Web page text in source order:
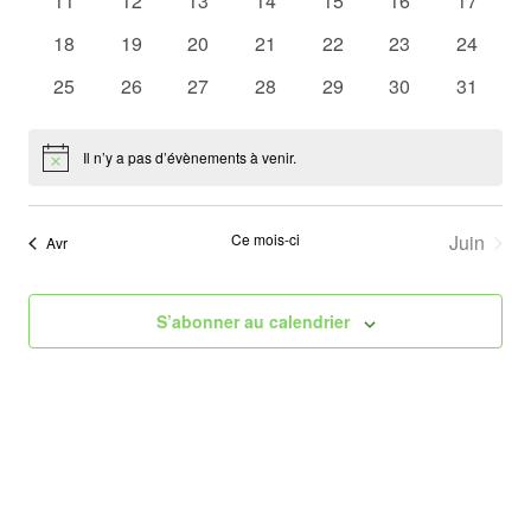
vues
0
18
0
19
0
20
0
21
0
22
0
23
0
24
0
25
0
26
0
27
0
28
0
29
0
30
0
31
Notice Il n’y a pas d’évènements à venir.
Avr Ce mois-ci Juin
S’abonner au calendrier